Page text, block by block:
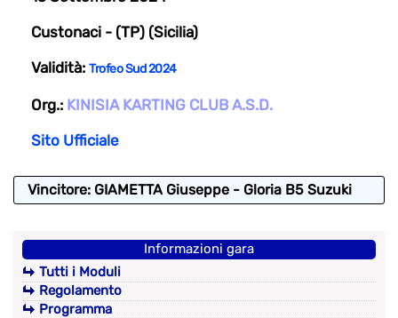
Custonaci - (TP) (Sicilia)
Validità: Trofeo Sud 2024
Org.: KINISIA KARTING CLUB A.S.D.
Sito Ufficiale
Vincitore: GIAMETTA Giuseppe - Gloria B5 Suzuki
Informazioni gara
Tutti i Moduli
Regolamento
Programma